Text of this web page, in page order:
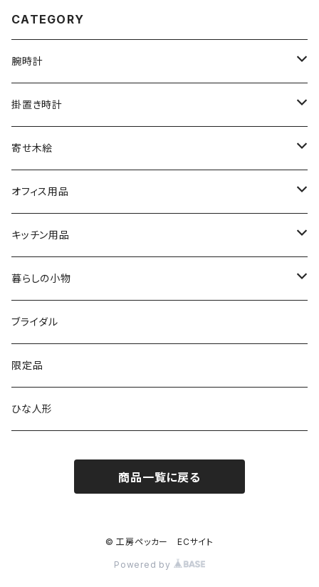
CATEGORY
腕時計
文字盤シングルタイプ
シルバーリングタイプ
シルバーリングタイプ
シルバーリングプレミアム
文字盤ツートンタイプ
寄木タイプ
プレミアムタイプ
腕時計用ディスプレイ
掛置き時計
ふくろう時計
振り子時計
丸型・耳付き振り子時計
切り株振り子時計
掛置時計
MARU時計
寄せ木絵
ふくろう
風景
思い出
オフィス用品
USBメモリー
銘木シリーズ
アートシリーズ
ICカードケース
シンプル
窓付き
IDカードケース
窓付き
名刺サイズ
クリップボード
キッチン用品
カッティングボード
暮らしの小物
スイッチプレート
標準
ワイド
表札
ペーパーホルダー
ナンバープレートキーホルダー
ブライダル
限定品
ひな人形
商品一覧に戻る
© 工房ペッカー ECサイト
Powered by